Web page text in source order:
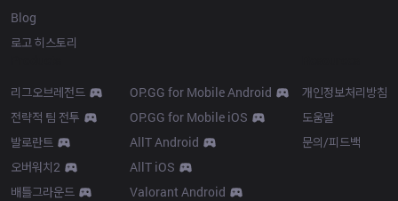
Blog
로고 히스토리
리그오브레전드
전략적 팀 전투
발로란트
오버워치2
배틀그라운드
OP.GG for Mobile Android
OP.GG for Mobile iOS
AllT Android
AllT iOS
Valorant Android
개인정보처리방침
도움말
문의/피드백